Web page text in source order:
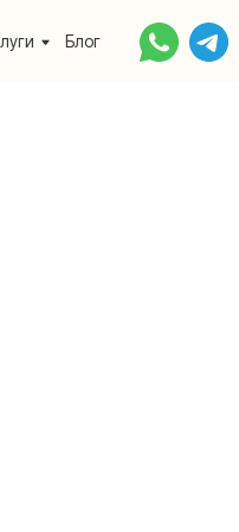
Блог